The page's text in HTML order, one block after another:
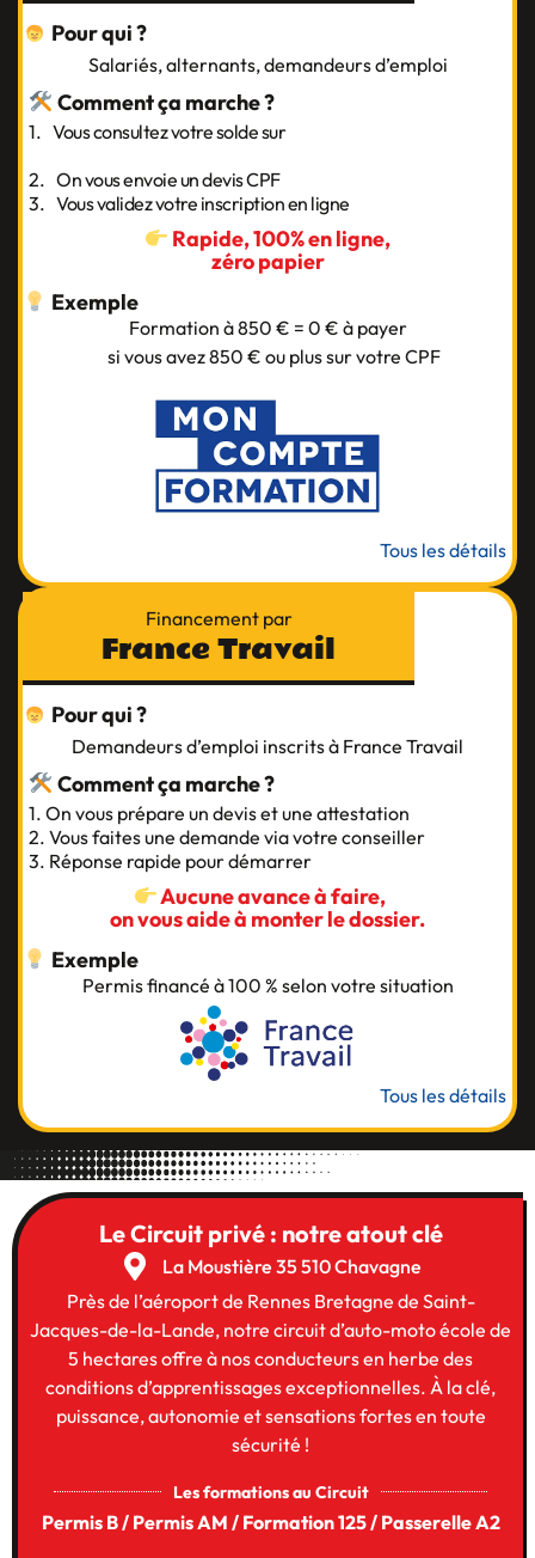
Pour qui ?
Salariés, alternants, demandeurs d’emploi
Comment ça marche ?
1. Vous consultez votre solde sur
2. On vous envoie un devis CPF
3. Vous validez votre inscription en ligne
Rapide, 100% en ligne,
zéro papier
Exemple
Formation à 850 € = 0 € à payer
si vous avez 850 € ou plus sur votre CPF
Tous les détails
Financement par
France Travail
Pour qui ?
Demandeurs d’emploi inscrits à France Travail
Comment ça marche ?
1. On vous prépare un devis et une attestation
2. Vous faites une demande via votre conseiller
3. Réponse rapide pour démarrer
Aucune avance à faire,
on vous aide à monter le dossier.
Exemple
Permis financé à 100 % selon votre situation
Tous les détails
Le Circuit privé : notre atout clé
La Moustière 35 510 Chavagne
Près de l’aéroport de Rennes Bretagne de Saint-
Jacques-de-la-Lande, notre circuit d’auto-moto école de
5 hectares offre à nos conducteurs en herbe des
conditions d’apprentissages exceptionnelles. À la clé,
puissance, autonomie et sensations fortes en toute
sécurité !
Les formations au Circuit
Permis B / Permis AM / Formation 125 / Passerelle A2